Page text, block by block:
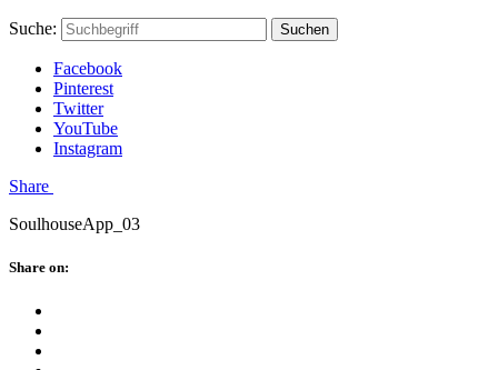
Skip
content
Hauptstadtmutti
Schließen
Search
Schließen
Suche: Suchen
Facebook
Pinterest
Twitter
YouTube
Instagram
Menü
Share
SoulhouseApp_03
Schließen
Share on: